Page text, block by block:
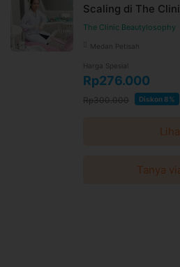
Scaling di The
The Clinic Beautylosophy
Medan Petisah
Harga Spesial
Rp276.000
Rp300.000 Diskon 8%
Tanya